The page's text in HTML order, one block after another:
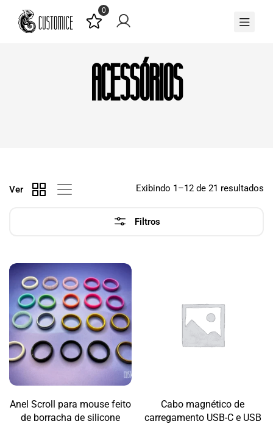
0
Acessórios
Filtros
Exibindo 1–12 de 21 resultados
Ver
Anel Scroll para mouse feito
de borracha de silicone
Cabo magnético de
carregamento USB-C e USB